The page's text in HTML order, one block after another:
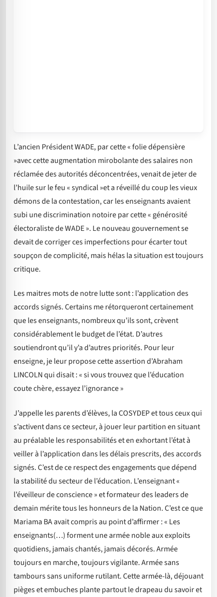
L’ancien Président WADE, par cette « folie dépensière
»avec cette augmentation mirobolante des salaires non
réclamée des autorités déconcentrées, venait de jeter de
l’huile sur le feu « syndical »et a réveillé du coup les vieux
démons de la contestation, car les enseignants avaient
subi une discrimination notoire par cette « générosité
électoraliste de WADE ». Le nouveau gouvernement se
devait de corriger ces imperfections pour écarter tout
soupçon de complicité, mais hélas la situation est toujours
critique.
Les maitres mots de notre lutte sont : l’application des
accords signés. Certains me rétorqueront certainement
que les enseignants, nombreux qu’ils sont, crèvent
considérablement le budget de l’état. D’autres
soutiendront qu’il y’a d’autres priorités. Pour leur
enseigne, je leur propose cette assertion d’Abraham
LINCOLN qui disait : « si vous trouvez que l’éducation
coute chère, essayez l’ignorance »
J’appelle les parents d’élèves, la COSYDEP et tous ceux qui
s’activent dans ce secteur, à jouer leur partition en situant
au préalable les responsabilités et en exhortant l’état à
veiller à l’application dans les délais prescrits, des accords
signés. C’est de ce respect des engagements que dépend
la stabilité du secteur de l’éducation. L’enseignant «
l’éveilleur de conscience » et formateur des leaders de
demain mérite tous les honneurs de la Nation. C’est ce que
Mariama BA avait compris au point d’affirmer : « Les
enseignants(…) forment une armée noble aux exploits
quotidiens, jamais chantés, jamais décorés. Armée
toujours en marche, toujours vigilante. Armée sans
tambours sans uniforme rutilant. Cette armée-là, déjouant
pièges et embuches plante partout le drapeau du savoir et